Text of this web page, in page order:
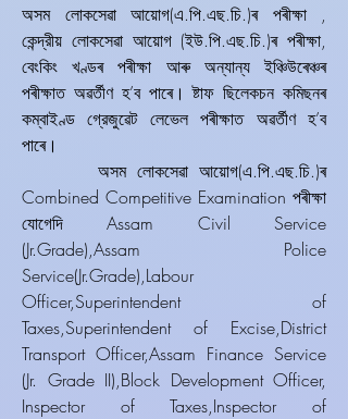
অসম লোকসেৱা আয়োগ(এ.পি.এছ.চি.)ৰ পৰীক্ষা ,
কেন্দ্রীয় লোকসেৱা আয়োগ (ইউ.পি.এছ.চি.)ৰ পৰীক্ষা,
বেংকিং খণ্ডৰ পৰীক্ষা আৰু অন্যান্য ইঞ্চিউৰেঞ্চৰ
পৰীক্ষাত অৱৰ্তীণ হ’ব পাৰে। ষ্টাফ ছিলেকচন কমিছনৰ
কম্বাইণ্ড গ্রেজুৱেট লেভেল পৰীক্ষাত অৱৰ্তীণ হ’ব
পাৰে।
অসম লোকসেৱা আয়োগ(এ.পি.এছ.চি.)ৰ
Combined Competitive Examination পৰীক্ষা
যোগেদি Assam Civil Service
(Jr.Grade),Assam Police
Service(Jr.Grade),Labour
Officer,Superintendent of
Taxes,Superintendent of Excise,District
Transport Officer,Assam Finance Service
(Jr. Grade II),Block Development Officer,
Inspector of Taxes,Inspector of